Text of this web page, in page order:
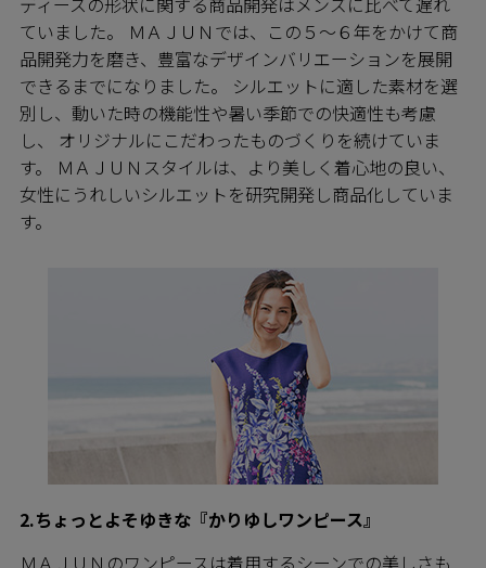
ていました。 ＭＡＪＵＮでは、この５～６年をかけて商
品開発力を磨き、豊富なデザインバリエーションを展開
できるまでになりました。 シルエットに適した素材を選
別し、動いた時の機能性や暑い季節での快適性も考慮
し、 オリジナルにこだわったものづくりを続けていま
す。 ＭＡＪＵＮスタイルは、より美しく着心地の良い、
女性にうれしいシルエットを研究開発し商品化していま
す。
2.ちょっとよそゆきな『かりゆしワンピース』